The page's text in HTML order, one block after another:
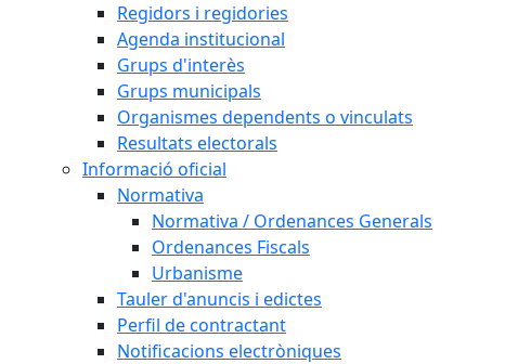
Regidors i regidories
Agenda institucional
Grups d'interès
Grups municipals
Organismes dependents o vinculats
Resultats electorals
Informació oficial
Normativa
Normativa / Ordenances Generals
Ordenances Fiscals
Urbanisme
Tauler d'anuncis i edictes
Perfil de contractant
Notificacions electròniques